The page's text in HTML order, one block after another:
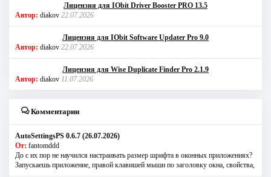
Лицензия для IObit Driver Booster PRO 13.5
Автор: diakov 22.07.2026
Лицензия для IObit Software Updater Pro 9.0
Автор: diakov 22.07.2026
Лицензия для Wise Duplicate Finder Pro 2.1.9
Автор: diakov 11.07.2026
Комментарии
AutoSettingsPS 0.6.7 (26.07.2026)
От: fantomddd
До с их пор не научился настраивать размер шрифта в оконных приложениях?
Запускаешь приложение, правой клавишей мыши по заголовку окна, свойства,